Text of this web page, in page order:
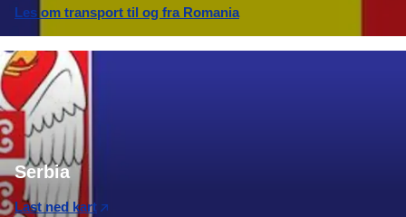
Les om transport til og fra Romania
Serbia
Last ned kart